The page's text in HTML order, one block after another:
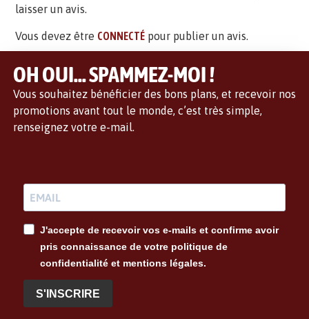
laisser un avis.
Vous devez être CONNECTÉ pour publier un avis.
OH OUI... SPAMMEZ-MOI !
Vous souhaitez bénéficier des bons plans, et recevoir nos
promotions avant tout le monde, c’est très simple,
renseignez votre e-mail.
J'accepte de recevoir vos e-mails et confirme avoir
pris connaissance de votre politique de
confidentialité et mentions légales.
S'INSCRIRE